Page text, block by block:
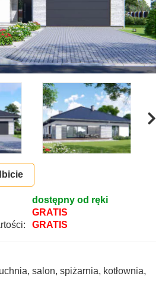
dostępny od ręki
GRATIS
GRATIS
salon, spiżarnia, kotłownia,